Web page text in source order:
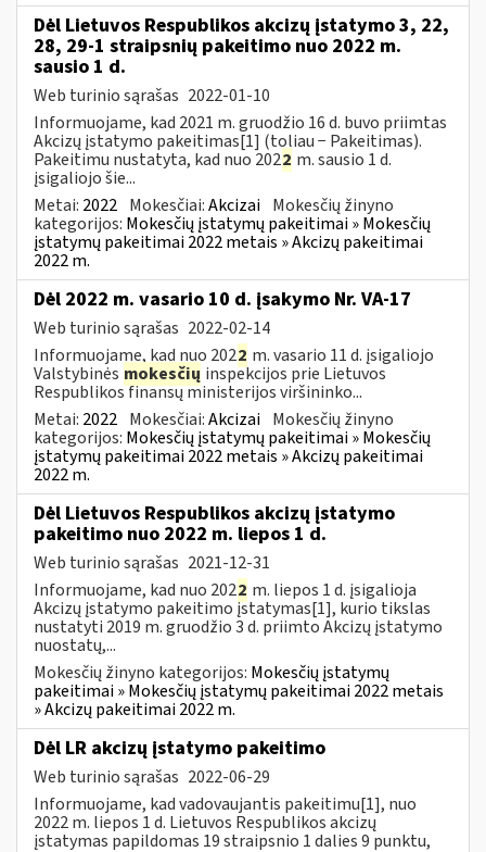
Dėl Lietuvos Respublikos akcizų įstatymo 3, 22,
28, 29-1 straipsnių pakeitimo nuo 2022 m.
sausio 1 d.
Web turinio sąrašas 2022-01-10
Informuojame, kad 2021 m. gruodžio 16 d. buvo priimtas
Akcizų įstatymo pakeitimas[1] (toliau − Pakeitimas).
Pakeitimu nustatyta, kad nuo 2022 m. sausio 1 d.
įsigaliojo šie...
Metai: 2022 Mokesčiai:Akcizai Mokesčių žinyno
kategorijos: Mokesčių įstatymų pakeitimai » Mokesčių
įstatymų pakeitimai 2022 metais » Akcizų pakeitimai
2022 m.
Dėl 2022 m. vasario 10 d. įsakymo Nr. VA-17
Web turinio sąrašas 2022-02-14
Informuojame, kad nuo 2022 m. vasario 11 d. įsigaliojo
Valstybinės mokesčių inspekcijos prie Lietuvos
Respublikos finansų ministerijos viršininko...
Metai: 2022 Mokesčiai:Akcizai Mokesčių žinyno
kategorijos: Mokesčių įstatymų pakeitimai » Mokesčių
įstatymų pakeitimai 2022 metais » Akcizų pakeitimai
2022 m.
Dėl Lietuvos Respublikos akcizų įstatymo
pakeitimo nuo 2022 m. liepos 1 d.
Web turinio sąrašas 2021-12-31
Informuojame, kad nuo 2022 m. liepos 1 d. įsigalioja
Akcizų įstatymo pakeitimo įstatymas[1], kurio tikslas
nustatyti 2019 m. gruodžio 3 d. priimto Akcizų įstatymo
nuostatų,...
Mokesčių žinyno kategorijos: Mokesčių įstatymų
pakeitimai » Mokesčių įstatymų pakeitimai 2022 metais
» Akcizų pakeitimai 2022 m.
Dėl LR akcizų įstatymo pakeitimo
Web turinio sąrašas 2022-06-29
Informuojame, kad vadovaujantis pakeitimu[1], nuo
2022 m. liepos 1 d. Lietuvos Respublikos akcizų
įstatymas papildomas 19 straipsnio 1 dalies 9 punktu,